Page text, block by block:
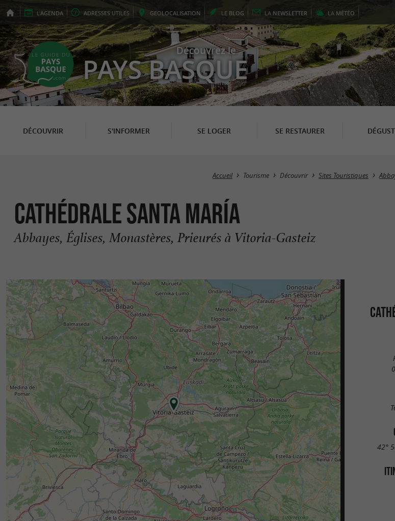
L'AGENDA ADRESSES UTILES GEOLOCALISATION LE BLOG LA NEWSLETTER LA MÉTÉO
Découvrez le
PAYS BASQUE
DÉCOUVRIR S'INFORMER SE LOGER SE RESTAURER
Accueil Tourisme Découvrir Sites Touristiques
Cathédrale Santa María
Abbayes, Églises, Monastères, Prieurés à Vitoria-Gasteiz
42°